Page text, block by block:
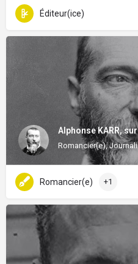
Éditeur(ice)
Alphonse KARR,
Romancier(e),
Romancier(e) +1